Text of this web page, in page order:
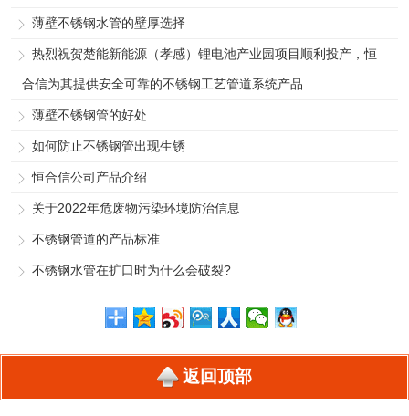
薄壁不锈钢水管的壁厚选择
热烈祝贺楚能新能源（孝感）锂电池产业园项目顺利投产，恒
合信为其提供安全可靠的不锈钢工艺管道系统产品
薄壁不锈钢管的好处
如何防止不锈钢管出现生锈
恒合信公司产品介绍
关于2022年危废物污染环境防治信息
不锈钢管道的产品标准
不锈钢水管在扩口时为什么会破裂?
返回顶部